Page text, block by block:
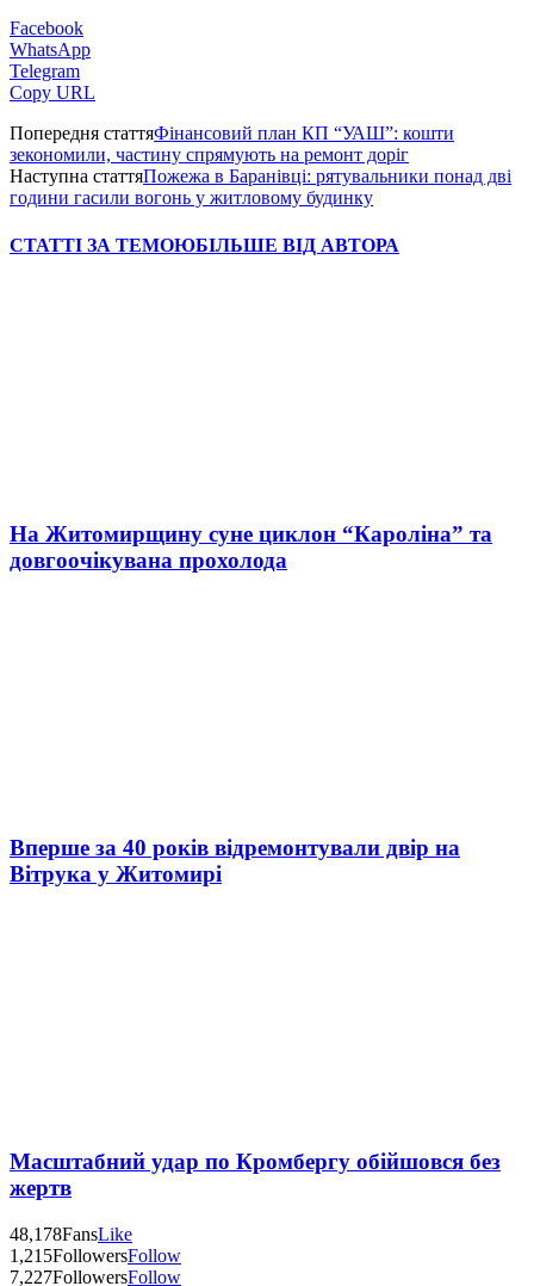
Facebook
WhatsApp
Telegram
Copy URL
Попередня статтяФінансовий план КП “УАШ”: кошти
зекономили, частину спрямують на ремонт доріг
Наступна статтяПожежа в Баранівці: рятувальники понад дві
години гасили вогонь у житловому будинку
СТАТТІ ЗА ТЕМОЮБІЛЬШЕ ВІД АВТОРА
На Житомирщину суне циклон “Кароліна” та
довгоочікувана прохолода
Вперше за 40 років відремонтували двір на
Вітрука у Житомирі
Масштабний удар по Кромбергу обійшовся без
жертв
48,178FansLike
1,215FollowersFollow
7,227FollowersFollow